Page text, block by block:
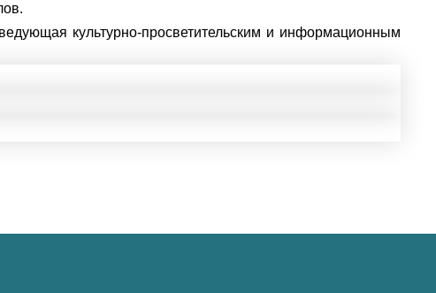
культурно-просветительским и информационным